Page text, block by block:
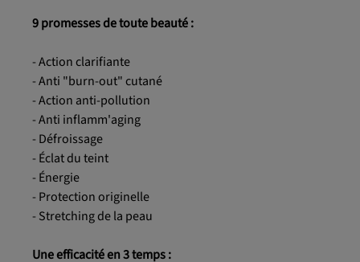
9 promesses de toute beauté :
- Action clarifiante
- Anti "burn-out" cutané
- Action anti-pollution
- Anti inflamm'aging
- Défroissage
- Éclat du teint
- Énergie
- Protection originelle
- Stretching de la peau
Une efficacité en 3 temps :